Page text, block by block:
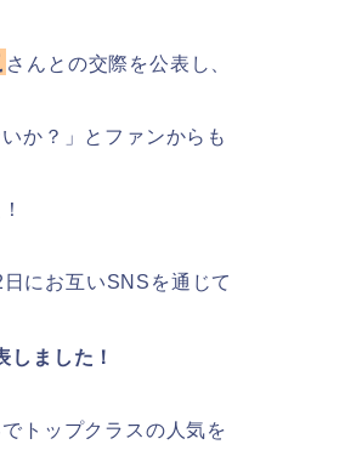
さんとの交際を公表し、
か？」とファンからも
にお互いSNSを通じて
しました！
トップクラスの人気を